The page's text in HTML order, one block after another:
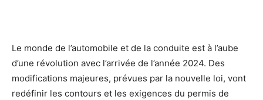
Le monde de l’automobile et de la conduite est à l’aube
d’une révolution avec l’arrivée de l’année 2024. Des
modifications majeures, prévues par la nouvelle loi, vont
redéfinir les contours et les exigences du permis de